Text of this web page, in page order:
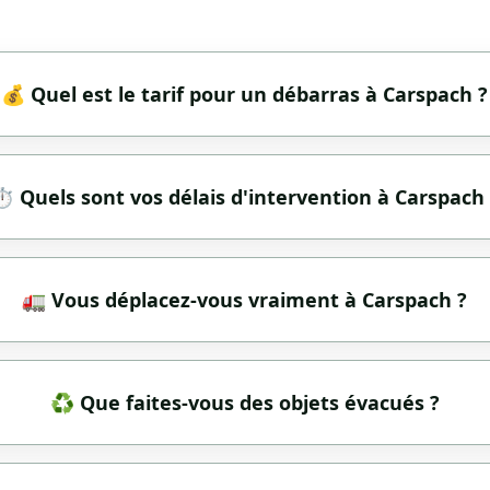
💰 Quel est le tarif pour un débarras à Carspach ?
Quels sont vos délais d'intervention à Carspach
🚛 Vous déplacez-vous vraiment à Carspach ?
♻️ Que faites-vous des objets évacués ?